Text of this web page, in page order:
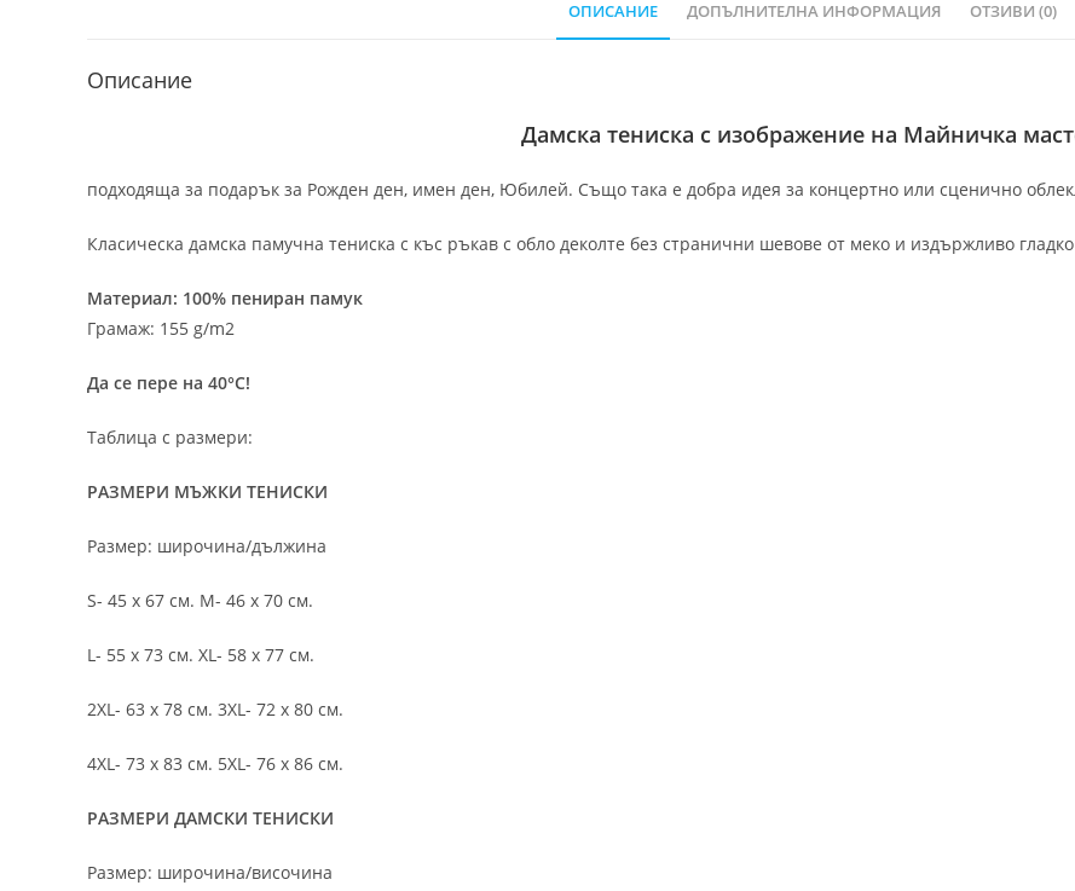
ОПИСАНИЕ ДОПЪЛНИТЕЛНА ИНФОРМАЦИЯ ОТЗИВИ (0)
Описание
Дамска тениска с изображение на Майничка
подходяща за подарък за Рожден ден, имен ден, Юбилей. Също така е добра идея за концертно или сценично
Класическа дамска памучна тениска с къс ръкав с обло деколте без странични шевове от меко и издържливо
Материал: 100% пениран памук
Грамаж: 155 g/m2
Да се пере на 40°C!
Таблица с размери:
РАЗМЕРИ МЪЖКИ ТЕНИСКИ
Размер: широчина/дължина
S- 45 х 67 см. M- 46 х 70 см.
L- 55 х 73 см. XL- 58 х 77 см.
2XL- 63 х 78 см. 3XL- 72 х 80 см.
4XL- 73 х 83 см. 5XL- 76 х 86 см.
РАЗМЕРИ ДАМСКИ ТЕНИСКИ
Размер: широчина/височина